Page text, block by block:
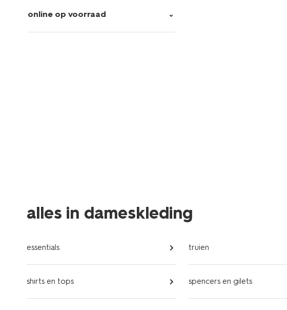
online op voorraad
alles in dameskleding
essentials truien
shirts en tops spencers en gilets